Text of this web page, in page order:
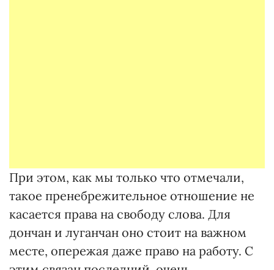
При этом, как мы только что отмечали,
такое пренебрежительное отношение не
касается права на свободу слова. Для
дончан и луганчан оно стоит на важном
месте, опережая даже право на работу. С